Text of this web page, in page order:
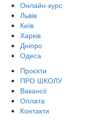
Онлайн-курс
Львів
Київ
Харків
Дніпро
Одеса
Проєкти
ПРО ШКОЛУ
Вакансії
Оплата
Контакти